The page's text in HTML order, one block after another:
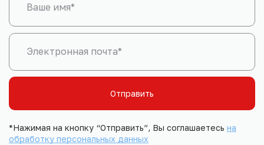
Ваше имя*
Электронная почта*
Отправить
*Нажимая на кнопку “Отправить”, Вы соглашаетесь на
обработку персональных данных